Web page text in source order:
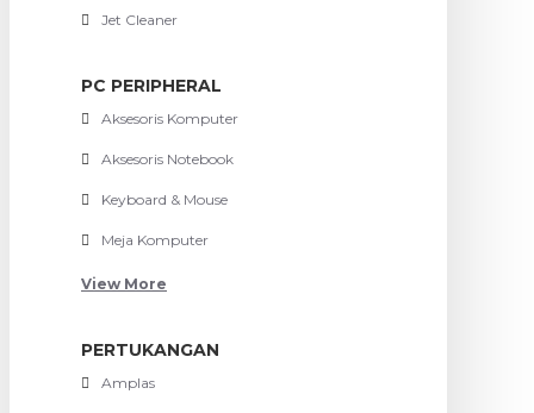
Jet Cleaner
PC PERIPHERAL
Aksesoris Komputer
Aksesoris Notebook
Keyboard & Mouse
Meja Komputer
View More
PERTUKANGAN
Amplas